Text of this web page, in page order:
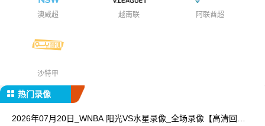
澳威超 越南联 阿联酋超
沙特甲
热门录像
2026年07月20日_WNBA 阳光VS水星录像_全场录像【高清回